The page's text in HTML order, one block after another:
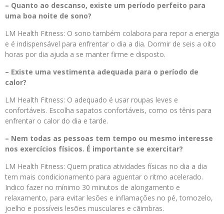
– Quanto ao descanso, existe um período perfeito para
uma boa noite de sono?
LM Health Fitness: O sono também colabora para repor a energia
e é indispensável para enfrentar o dia a dia. Dormir de seis a oito
horas por dia ajuda a se manter firme e disposto.
– Existe uma vestimenta adequada para o período de
calor?
LM Health Fitness: O adequado é usar roupas leves e
confortáveis. Escolha sapatos confortáveis, como os tênis para
enfrentar o calor do dia e tarde.
– Nem todas as pessoas tem tempo ou mesmo interesse
nos exercícios físicos. É importante se exercitar?
LM Health Fitness: Quem pratica atividades físicas no dia a dia
tem mais condicionamento para aguentar o ritmo acelerado.
Indico fazer no mínimo 30 minutos de alongamento e
relaxamento, para evitar lesões e inflamações no pé, tornozelo,
joelho e possíveis lesões musculares e cãimbras.